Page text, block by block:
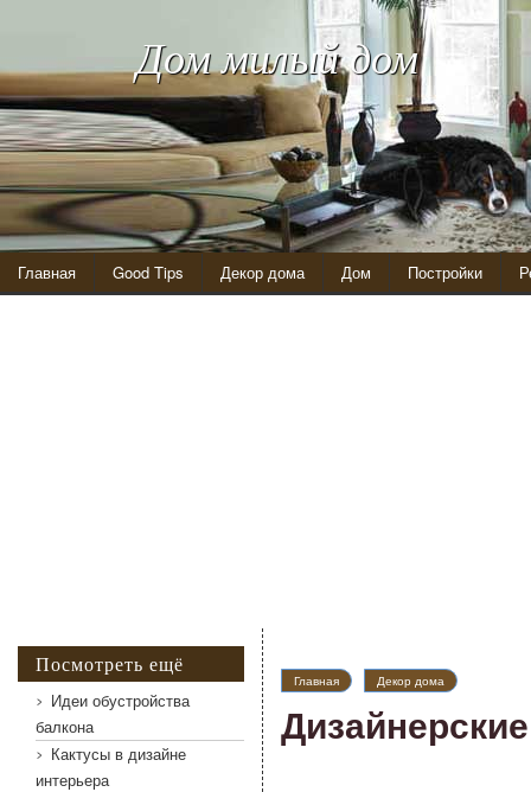
Дом милый дом
Главная Good Tips Декор дома Дом Постройки
Главная Декор дома
Посмотреть ещё
Идеи обустройства
балкона
Кактусы в дизайне
интерьера